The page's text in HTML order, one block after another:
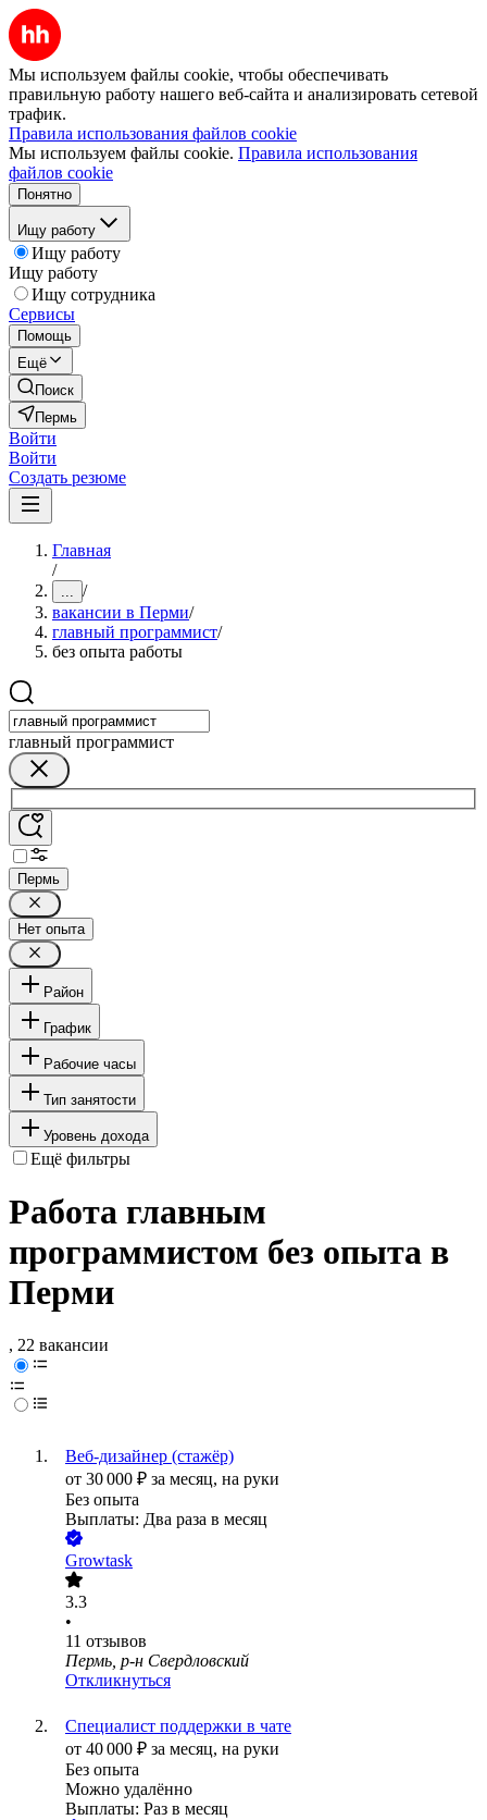
Мы используем файлы cookie, чтобы обеспечивать
правильную работу нашего веб-сайта и анализировать сетевой
трафик.
Правила использования файлов cookie
Мы используем файлы cookie. Правила использования
файлов cookie
Понятно
Ищу работу
Ищу работу
Ищу работу
Ищу сотрудника
Сервисы
Помощь
Ещё
Поиск
Пермь
Войти
Войти
Создать резюме
Главная
/
... /
вакансии в Перми/
главный программист/
без опыта работы
главный программист
Пермь
Нет опыта
Район
График
Рабочие часы
Тип занятости
Уровень дохода
Ещё фильтры
Работа главным
программистом без опыта в
Перми
, 22 вакансии
Веб-дизайнер (стажёр)
от 30 000 ₽ за месяц, на руки
Без опыта
Выплаты: Два раза в месяц
Growtask
3.3
•
11 отзывов
Пермь, р-н Свердловский
Откликнуться
Специалист поддержки в чате
от 40 000 ₽ за месяц, на руки
Без опыта
Можно удалённо
Выплаты: Раз в месяц